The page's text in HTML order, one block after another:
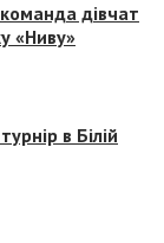
дівчат
«Ниву»
в Білій